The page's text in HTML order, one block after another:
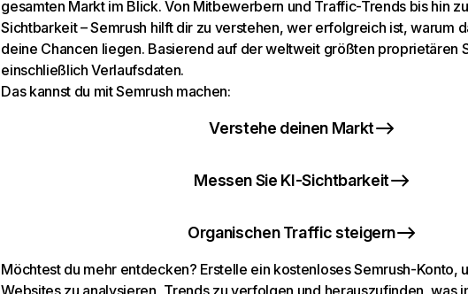
gesamten Markt im Blick. Von Mitbewerbern und Traffic-Trends bis hin
Sichtbarkeit – Semrush hilft dir zu verstehen, wer erfolgreich ist, warum
deine Chancen liegen. Basierend auf der weltweit größten proprietären
einschließlich Verlaufsdaten.
Das kannst du mit Semrush machen:
Verstehe deinen Markt
Messen Sie KI-Sichtbarkeit
Organischen Traffic steigern
Möchtest du mehr entdecken? Erstelle ein kostenloses Semrush-Konto,
Websites zu analysieren, Trends zu verfolgen und herauszufinden, was